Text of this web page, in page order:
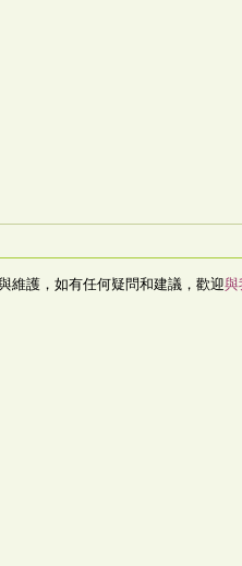
維護，如有任何疑問和建議，歡迎與